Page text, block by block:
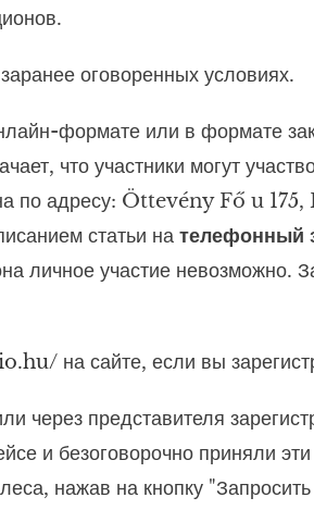
оговоренных условиях.
формате или в формате
что участники могут
по адресу: Öttevény Fő u
статьи на телефонный
личное участие
на сайте, если вы
через представителя
и безоговорочно приняли
нажав на кнопку